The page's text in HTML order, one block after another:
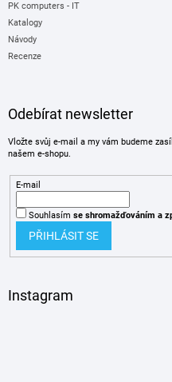
PK computers - IT
Katalogy
Návody
Recenze
Odebírat newsletter
Vložte svůj e-mail a my vám budeme
našem e-shopu.
E-mail
Souhlasím se shromažďováním a
PŘIHLÁSIT SE
Instagram